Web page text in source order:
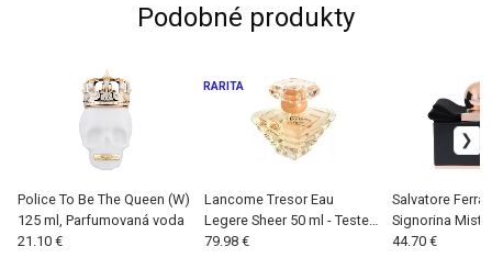
Podobné produkty
Police To Be The Queen (W)
125 ml, Parfumovaná voda
21.10 €
Lancome Tresor Eau
Legere Sheer 50 ml - Tester,
Parfumovaná voda (W)
RARITA
79.98 €
Salvatore
Signorina
ml,
44.70 €